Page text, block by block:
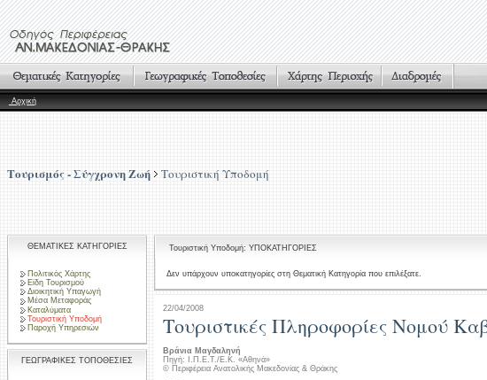
Αρχική
Τουρισμός - Σύγχρονη Ζωή Τουριστική Υποδομή
ΘΕΜΑΤΙΚΕΣ ΚΑΤΗΓΟΡΙΕΣ
Πολιτικός Χάρτης
Είδη Τουρισμού
Διοικητική Υπαγωγή
Μέσα Μεταφοράς
Καταλύματα
Τουριστική Υποδομή
Παροχή Υπηρεσιών
ΓΕΩΓΡΑΦΙΚΕΣ ΤΟΠΟΘΕΣΙΕΣ
Τουριστική Υποδομή: ΥΠΟΚΑΤΗΓΟΡΙΕΣ
Δεν υπάρχουν υποκατηγορίες στη Θεματική Κατηγορία που επιλέξατε.
22/04/2008
Τουριστικές Πληροφορίες Νομού
Βράνια Μαγδαληνή
Πηγή: Ι.Π.Ε.Τ./Ε.Κ. «Αθηνά»
© Περιφέρεια Ανατολικής Μακεδονίας & Θράκης